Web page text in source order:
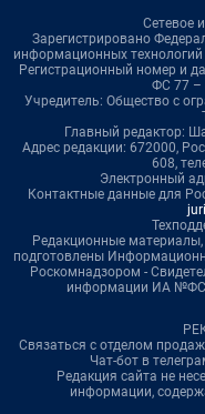
Сетевое
Зарегистрировано
информационных
Регистрационный номер и
ФС 77 –
Учредитель: Общество с
Главный редактор:
Адрес редакции: 672000,
608,
Электронный
Контактные данные для
Редакционные
подготовлены
Роскомнадзором -
информации ИА №ФС
Связаться с отделом
Чат-бот в
Редакция сайта не
информации,